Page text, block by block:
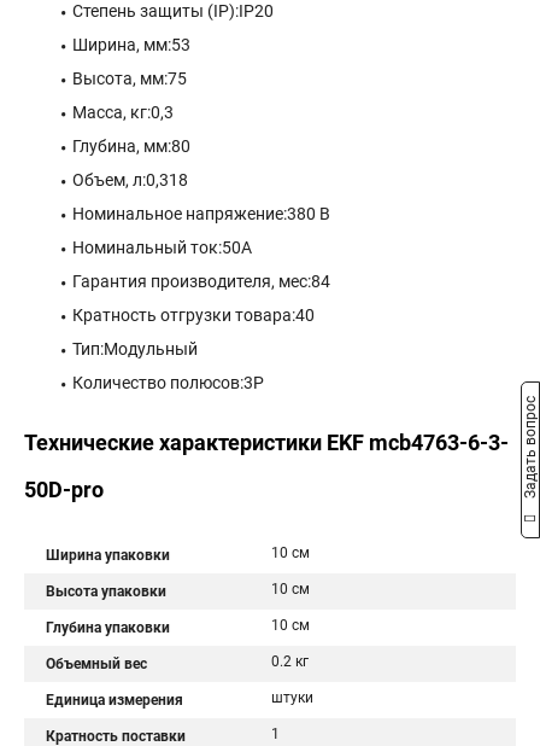
Степень защиты (IP):IP20
Ширина, мм:53
Высота, мм:75
Масса, кг:0,3
Глубина, мм:80
Объем, л:0,318
Номинальное напряжение:380 В
Номинальный ток:50A
Гарантия производителя, мес:84
Кратность отгрузки товара:40
Тип:Модульный
Количество полюсов:3P
Технические характеристики EKF mcb4763-6-3-
50D-pro
Ширина упаковки 10 см
Высота упаковки 10 см
Глубина упаковки 10 см
Объемный вес 0.2 кг
Единица измерения штуки
Кратность поставки 1
Задать вопрос